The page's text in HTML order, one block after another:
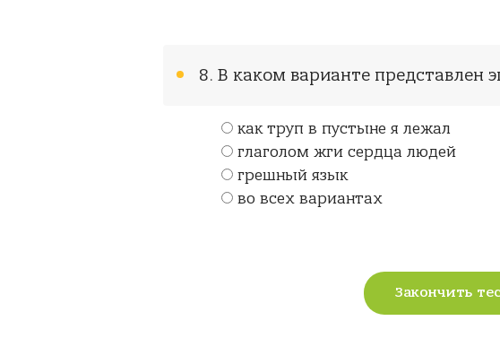
8. В каком варианте представлен
как труп в пустыне я лежал
глаголом жги сердца людей
грешный язык
во всех вариантах
Закончить